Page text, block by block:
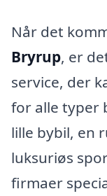
Når det
Bryrup, er
service, der
for alle typer
lille bybil, en
luksuriøs
firmaer